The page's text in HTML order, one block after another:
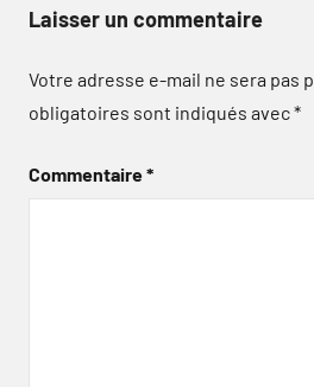
Laisser un commentaire
Votre adresse e-mail ne sera pas
obligatoires sont indiqués avec*
Commentaire*